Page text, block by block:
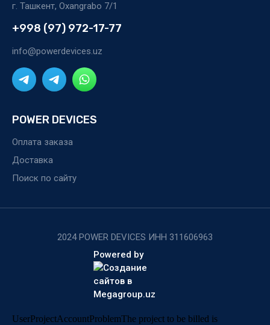
г. Ташкент, Oxangrabo 7/1
+998 (97) 972-17-77
info@powerdevices.uz
POWER DEVICES
Оплата заказа
Доставка
Поиск по сайту
2024 POWER DEVICES ИНН 311606963
Powered by